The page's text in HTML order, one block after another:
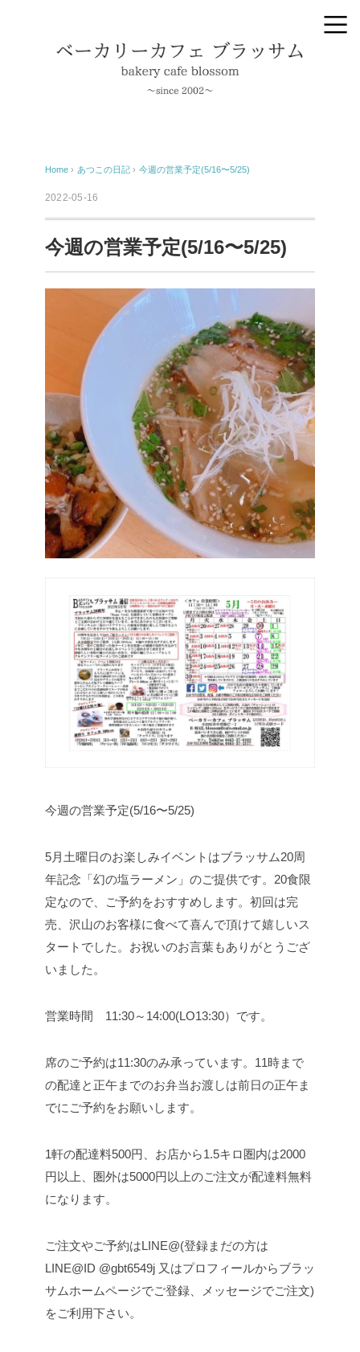
Home › あつこの日記 › 今週の営業予定(5/16〜5/25)
2022-05-16
今週の営業予定(5/16〜5/25)
今週の営業予定(5/16〜5/25)
5月土曜日のお楽しみイベントはブラッサム20周
年記念「幻の塩ラーメン」のご提供です。20食限
定なので、ご予約をおすすめします。 初回は完
売、沢山のお客様に食べて喜んで頂けて嬉しいス
タートでした。お祝いのお言葉もありがとうござ
いました。
営業時間 11:30～14:00(LO13:30）です。
席のご予約は11:30のみ承っています。 11時まで
の配達と正午までのお弁当お渡しは前日の正午ま
でにご予約をお願いします。
1軒の配達料500円、お店から1.5キロ圏内は2000
円以上、圏外は5000円以上のご注文が配達料無料
になります。
ご注文やご予約はLINE@(登録まだの方は
LINE@ID @gbt6549j 又はプロフィールからブラッ
サムホームページでご登録、メッセージでご注文)
をご利用下さい。